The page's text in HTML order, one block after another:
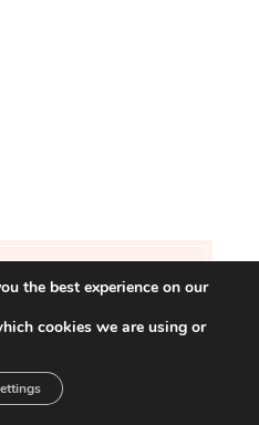
RECIENTES
al Instante: Ideas
en 2026
(guía práctica para
the best experience on our
cookies we are using or